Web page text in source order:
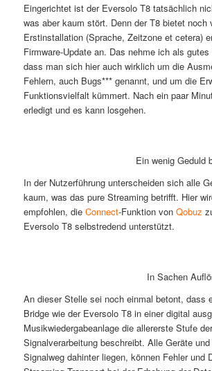
Eingerichtet ist der Eversolo T8 tatsächlich
was aber kaum stört. Denn der T8 bietet noch
Erstinstallation (Sprache, Zeitzone et cetera)
Firmware-Update an. Das nehme ich als gutes
dass man sich hier auch wirklich um die
Fehlern, auch Bugs*** genannt, und um die
Funktionsvielfalt kümmert. Nach ein paar
erledigt und es kann losgehen.
Ein wenig Geduld
In der Nutzerführung unterscheiden sich alle
kaum, was das pure Streaming betrifft. Hier
empfohlen, die Connect-Funktion von Qobuz
Eversolo T8 selbstredend unterstützt.
In Sachen
An dieser Stelle sei noch einmal betont, dass
Bridge wie der Eversolo T8 in einer digital
Musikwiedergabeanlage die allererste Stufe der
Signalverarbeitung beschreibt. Alle Geräte
Signalweg dahinter liegen, können Fehler und